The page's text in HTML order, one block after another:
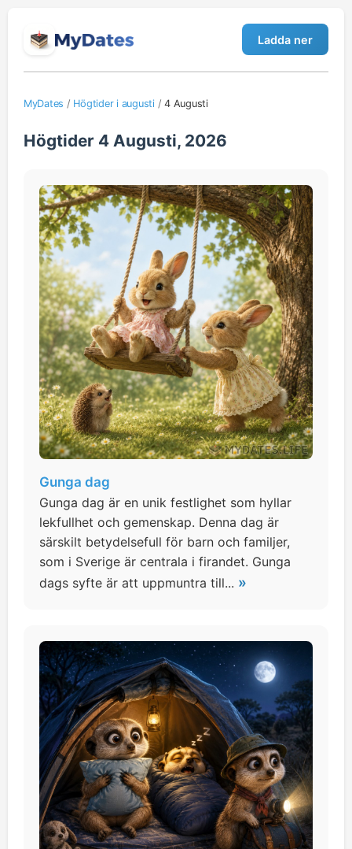
Ladda ner
MyDates / Högtider i augusti/4 Augusti
Högtider 4 Augusti, 2026
Gunga dag
Gunga dag är en unik festlighet som hyllar
lekfullhet och gemenskap. Denna dag är
särskilt betydelsefull för barn och familjer,
som i Sverige är centrala i firandet. Gunga
dags syfte är att uppmuntra till... »